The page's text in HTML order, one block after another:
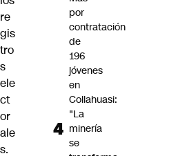
re
gis
tro
s
ele
ct
or
ale
s.
por
contratación
de
196
jóvenes
en
Collahuasi:
"La
minería
se